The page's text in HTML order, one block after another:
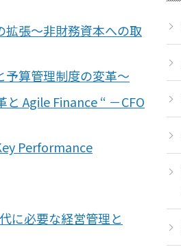
拡張～非財務資本への取
予算管理制度の変革〜
Agile Finance “ －CFO
Performance
に必要な経営管理と